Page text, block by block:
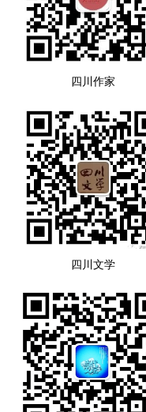
四川作家
四川文学